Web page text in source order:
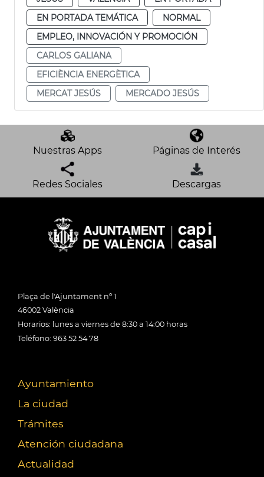
EN PORTADA TEMÁTICA
NORMAL
EMPLEO, INNOVACIÓN Y PROMOCIÓN
CARLOS GALIANA
EFICIÈNCIA ENERGÈTICA
MERCAT JESÚS
MERCADO JESÚS
Nuestras Apps Páginas de Interés
Redes Sociales Descargas
Plaça de l'Ajuntament nº 1
46002 València
Horarios: lunes a viernes de 8:30 a 14:00 horas
Teléfono: 963 52 54 78
Ayuntamiento
La ciudad
Trámites
Atención ciudadana
Actualidad